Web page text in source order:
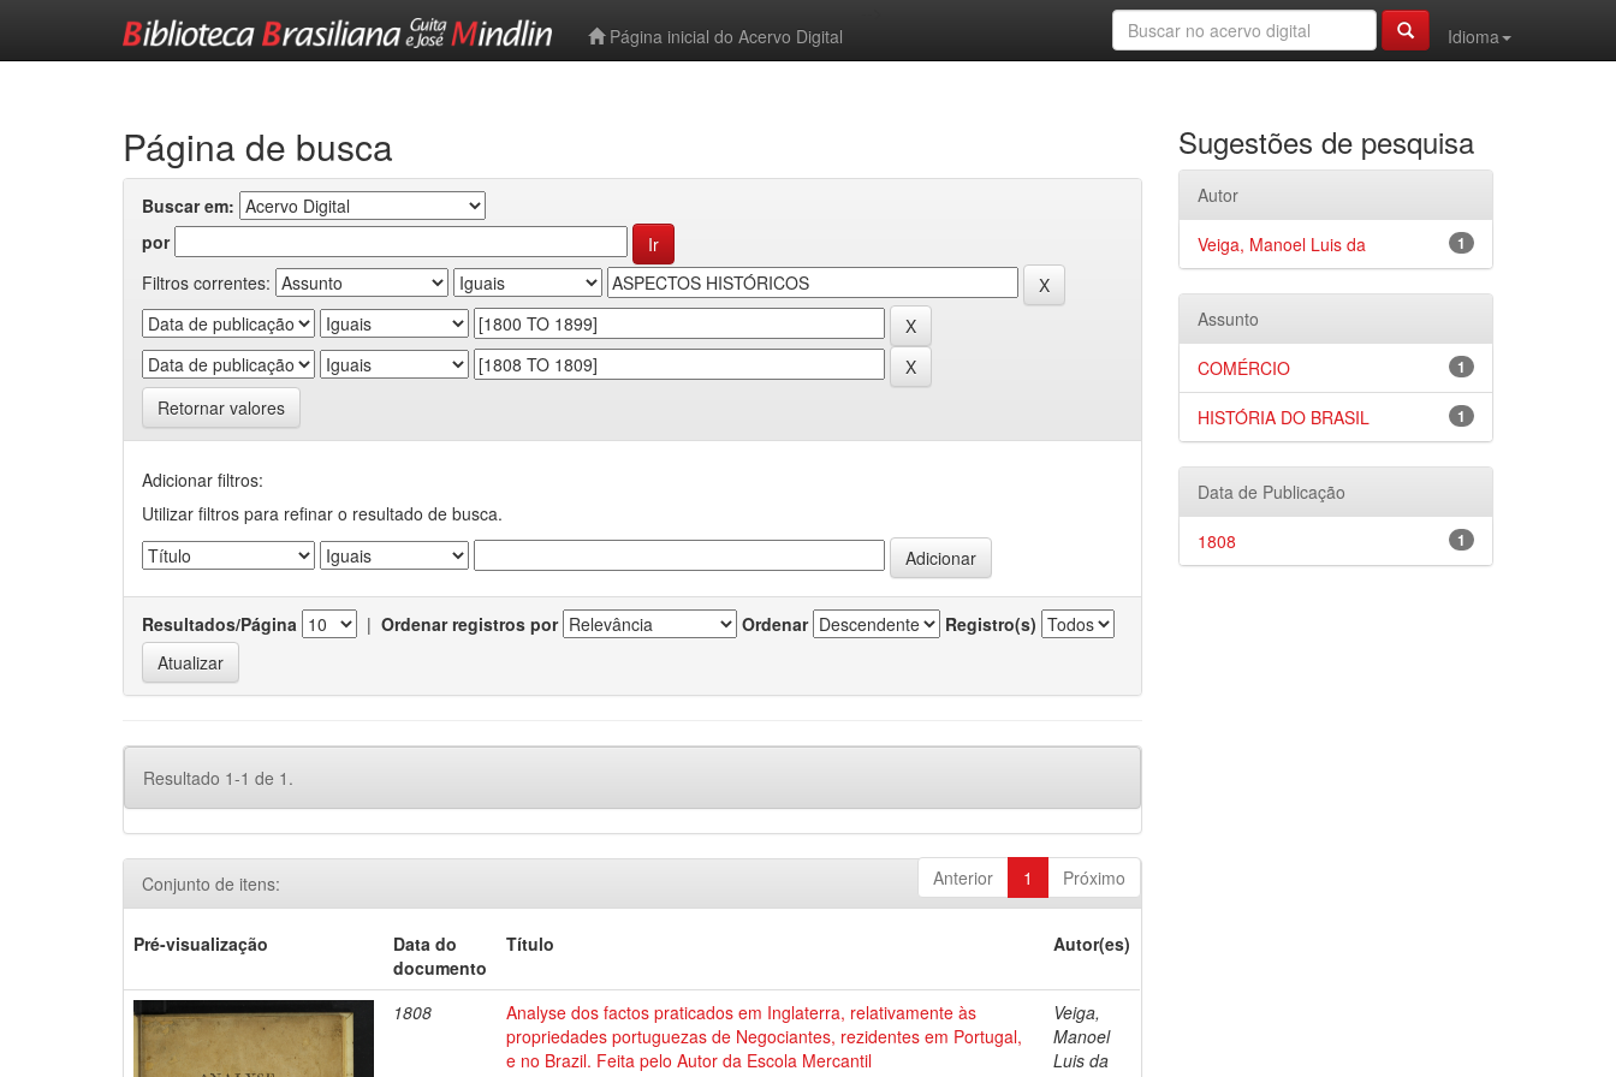
Página inicial do Acervo Digital
Idioma
Página de busca
Buscar em:
por
Filtros correntes:
Retornar valores
Adicionar filtros:
Utilizar filtros para refinar o resultado de busca.
Resultados/Página | Ordenar registros por Ordenar Registro(s)
Resultado 1-1 de 1.
Anterior 1 Próximo
Conjunto de itens:
Pré-visualização
Data do
documento
Título Autor(es)
1808
Analyse dos factos praticados em Inglaterra, relativamente às
propriedades portuguezas de Negociantes, rezidentes em Portugal,
e no Brazil. Feita pelo Autor da Escola Mercantil
Veiga,
Manoel
Luis da
Sugestões de pesquisa
Autor
1
Veiga, Manoel Luis da
Assunto
1
COMÉRCIO
1
HISTÓRIA DO BRASIL
Data de Publicação
1
1808